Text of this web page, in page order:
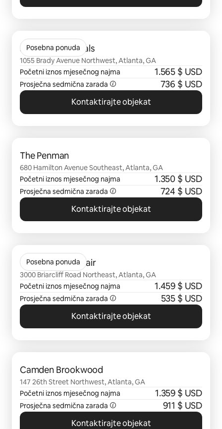
Posebna ponuda
Sentral Star Metals
1055 Brady Avenue Northwest, Atlanta, GA
Početni iznos mjesečnog najma
1.565 $ USD
Prosječna sedmična zarada 736 $ USD
Kontaktirajte objekat
The Penman
680 Hamilton Avenue Southeast, Atlanta, GA
Početni iznos mjesečnog najma
1.350 $ USD
Prosječna sedmična zarada 724 $ USD
Kontaktirajte objekat
Posebna ponuda
Camden Saint Clair
3000 Briarcliff Road Northeast, Atlanta, GA
Početni iznos mjesečnog najma
1.459 $ USD
Prosječna sedmična zarada 535 $ USD
Kontaktirajte objekat
Camden Brookwood
147 26th Street Northwest, Atlanta, GA
Početni iznos mjesečnog najma
1.359 $ USD
Prosječna sedmična zarada 911 $ USD
Kontaktirajte objekat